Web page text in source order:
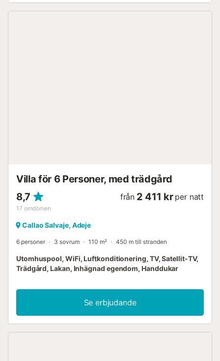
Villa för 6 Personer, med trädgård
8,7
17 omdömen
från 2 411 kr per natt
Callao Salvaje, Adeje
6 personer 3 sovrum 110 m² 450 m till stranden
Utomhuspool, WiFi, Luftkonditionering, TV, Satellit-TV,
Trädgård, Lakan, Inhägnad egendom, Handdukar
Se erbjudande